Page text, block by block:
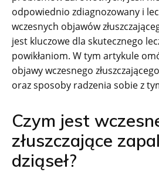
odpowiednio zdiagnozowany i
wczesnych objawów
jest kluczowe dla skutecznego
powikłaniom. W tym artykule
objawy wczesnego
oraz sposoby radzenia sobie z
Czym jest
złuszczające
dziąseł?